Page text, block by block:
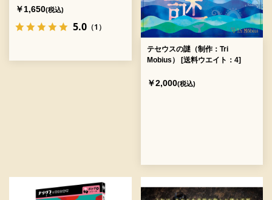
￥1,650(税込)
5.0 （1）
テセウスの謎（制作：Tri
Mobius） [送料ウエイト：4]
￥2,000(税込)